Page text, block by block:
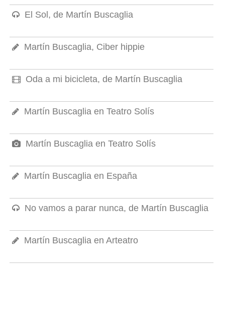
El Sol, de Martín Buscaglia
Martín Buscaglia, Ciber hippie
Oda a mi bicicleta, de Martín Buscaglia
Martín Buscaglia en Teatro Solís
Martín Buscaglia en Teatro Solís
Martín Buscaglia en España
No vamos a parar nunca, de Martín Buscaglia
Martín Buscaglia en Arteatro